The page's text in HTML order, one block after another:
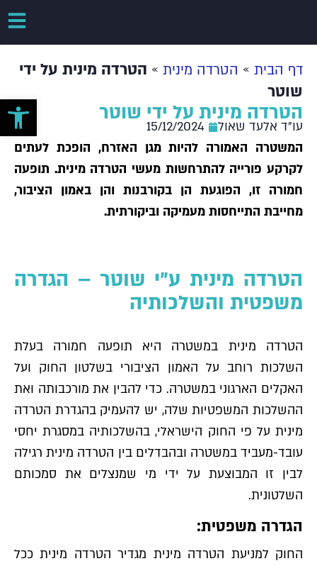
דף הבית » הטרדה מינית » הטרדה מינית על ידי
שוטר
הטרדה מינית על ידי שוטר
עו"ד אלעד שאול
15/12/2024
המשטרה האמורה להיות מגן האזרח, הופכת לעתים
לקרקע פורייה להתרחשות מעשי הטרדה מינית. תופעה
חמורה זו, הפוגעת הן בקורבנות והן באמון הציבור,
מחייבת התייחסות מעמיקה וביקורתית.
הטרדה מינית ע"י שוטר – הגדרה
משפטית והשלכותיה
הטרדה מינית במשטרה היא תופעה חמורה בעלת
השלכות רוחב על האמון הציבורי בשלטון החוק ועל
האקלים הארגוני במשטרה. כדי להבין את מורכבותה ואת
ההשלכות המשפטיות שלה, יש להעמיק בהגדרת הטרדה
מינית על פי החוק הישראלי, בהשלכותיה במסגרת יחסי
עובד-מעביד במשטרה ובהבדלים בין הטרדה מינית רגילה
לבין זו המבוצעת על ידי מי שמנצלים את סמכותם
השלטונית.
הגדרה משפטית:
החוק למניעת הטרדה מינית מגדיר הטרדה מינית ככל
פתח